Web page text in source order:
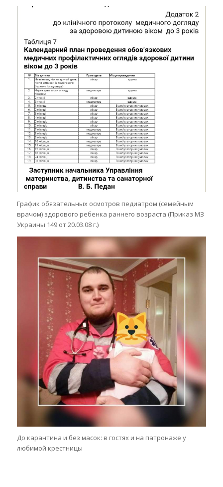
График обязательных осмотров педиатром (семейным
врачом) здорового ребенка раннего возраста (Приказ МЗ
Украины 149 от 20.03.08 г.)
До карантина и без масок: в гостях и на патронаже у
любимой крестницы